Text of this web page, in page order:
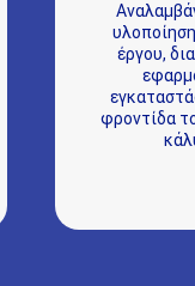
έργου,
φροντίδα